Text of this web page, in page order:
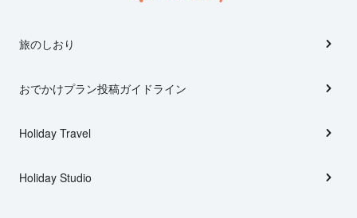
旅のしおり
おでかけプラン投稿ガイドライン
Holiday Travel
Holiday Studio